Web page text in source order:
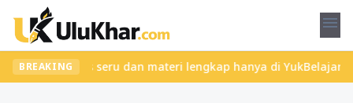
menu
BREAKING
kelas seru dan materi lengkap hanya di YukBelajar.com.